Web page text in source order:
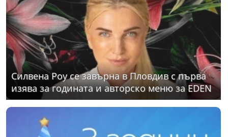
Силвена Роу се завърна в Пловдив с първа
изява за годината и авторско меню за EDEN